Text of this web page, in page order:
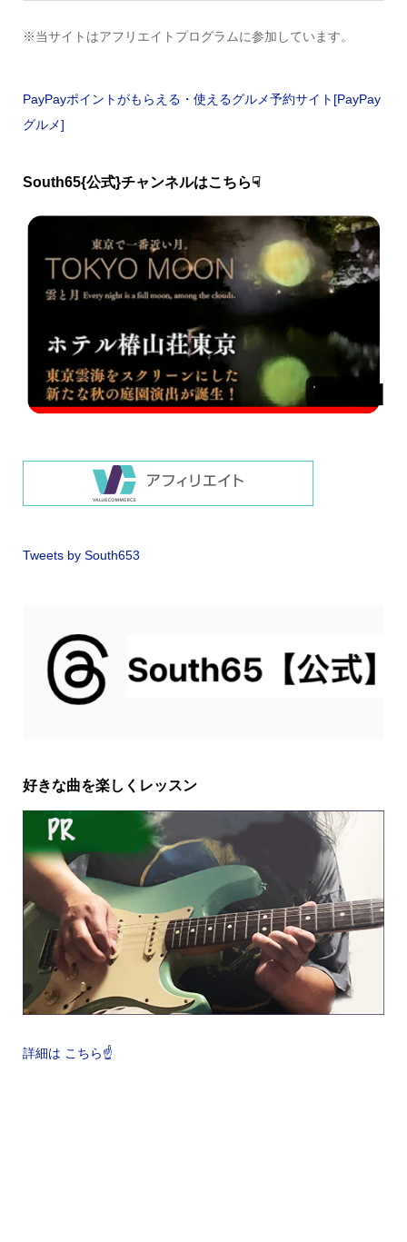
※当サイトはアフリエイトプログラムに参加しています。
PayPayポイントがもらえる・使えるグルメ予約サイト[PayPay
グルメ]
South65{公式}チャンネルはこちら☟
Tweets by South653
好きな曲を楽しくレッスン
詳細は こちら☝️